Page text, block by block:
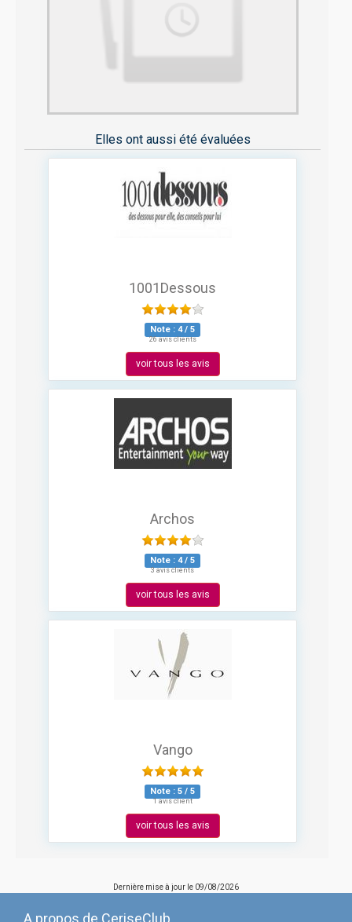
Elles ont aussi été évaluées
1001Dessous
Note : 4/ 5
26 avis clients
voir tous les avis
Archos
Note : 4/ 5
3 avis clients
voir tous les avis
Vango
Note : 5 / 5
1 avis client
voir tous les avis
Dernière mise à jour le 09/08/2026
A propos de CeriseClub